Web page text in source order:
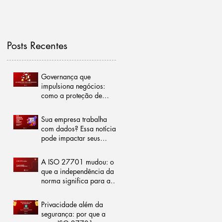
Posts Recentes
Governança que
impulsiona negócios:
como a proteção de
burocracias e abrir
portas para o mercado
internacional
Sua empresa trabalha
com dados? Essa notícia
pode impactar seus
A ISO 27701 mudou: o
que a independência da
norma significa para a
Privacidade além da
segurança: por que a